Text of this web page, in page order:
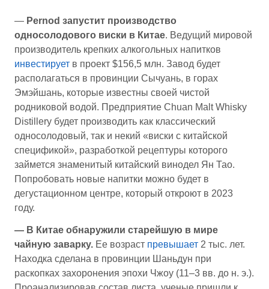
— Pernod запустит производство
односолодового виски в Китае. Ведущий мировой
производитель крепких алкогольных напитков
инвестирует в проект $156,5 млн. Завод будет
располагаться в провинции Сычуань, в горах
Эмэйшань, которые известны своей чистой
родниковой водой. Предприятие Chuan Malt Whisky
Distillery будет производить как классический
односолодовый, так и некий «виски с китайской
спецификой», разработкой рецептуры которого
займется знаменитый китайский винодел Ян Тао.
Попробовать новые напитки можно будет в
дегустационном центре, который откроют в 2023
году.
— В Китае обнаружили старейшую в мире
чайную заварку. Ее возраст превышает 2 тыс. лет.
Находка сделана в провинции Шаньдун при
раскопках захоронения эпохи Чжоу (11–3 вв. до н. э.).